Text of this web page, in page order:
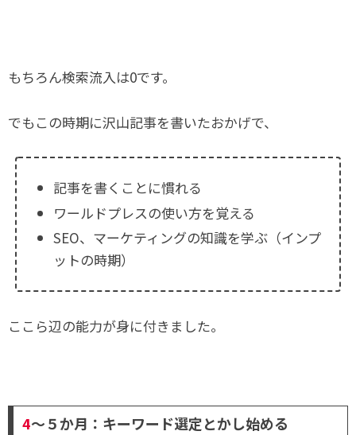
もちろん検索流入は0です。
でもこの時期に沢山記事を書いたおかげで、
記事を書くことに慣れる
ワールドプレスの使い方を覚える
SEO、マーケティングの知識を学ぶ（インプ
ットの時期）
ここら辺の能力が身に付きました。
4～５か月：キーワード選定とかし始める